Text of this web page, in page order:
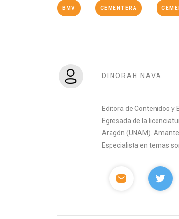
BMV CEMENTERA
DINORAH NAVA
Editora de Contenidos y
Egresada de la
Aragón (UNAM).
Especialista en temas